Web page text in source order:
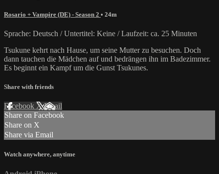
Rosario + Vampire (DE) - Season 2 • 24m
Sprache: Deutsch / Untertitel: Keine / Laufzeit: ca. 25 Minuten
Tsukune kehrt nach Hause, um seine Mutter zu besuchen. Doch
dann tauchen die Mädchen auf und bedrängen ihn im Badezimmer.
Es beginnt ein Kampf um die Gunst Tsukunes.
Share with friends
Facebook XEmail
Share on Facebook
Share on X
Share via Email
Watch anywhere, anytime